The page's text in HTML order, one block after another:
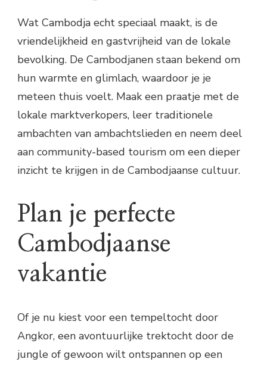
Wat Cambodja echt speciaal maakt, is de
vriendelijkheid en gastvrijheid van de lokale
bevolking. De Cambodjanen staan bekend om
hun warmte en glimlach, waardoor je je
meteen thuis voelt. Maak een praatje met de
lokale marktverkopers, leer traditionele
ambachten van ambachtslieden en neem deel
aan community-based tourism om een dieper
inzicht te krijgen in de Cambodjaanse cultuur.
Plan je perfecte
Cambodjaanse
vakantie
Of je nu kiest voor een tempeltocht door
Angkor, een avontuurlijke trektocht door de
jungle of gewoon wilt ontspannen op een